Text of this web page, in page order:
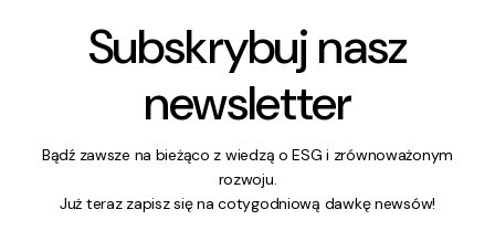
Subskrybuj nasz
newsletter
Bądź zawsze na bieżąco z wiedzą o ESG i zrównoważonym
rozwoju.
Już teraz zapisz się na cotygodniową dawkę newsów!